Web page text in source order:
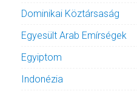
Dominikai Köztársaság
Egyesült Arab Emírségek
Egyiptom
Indonézia